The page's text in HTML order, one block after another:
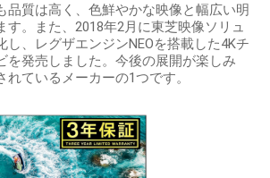
品質は高く、色鮮やかな映像と幅広い明
す。また、2018年2月に東芝映像ソリュ
し、レグザエンジンNEOを搭載した4Kチ
を発売しました。今後の展開が楽しみ
れているメーカーの1つです。